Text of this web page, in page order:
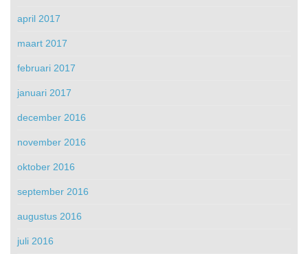
april 2017
maart 2017
februari 2017
januari 2017
december 2016
november 2016
oktober 2016
september 2016
augustus 2016
juli 2016